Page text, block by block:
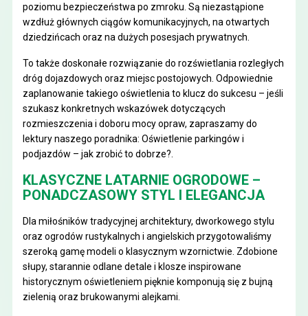
poziomu bezpieczeństwa po zmroku. Są niezastąpione
wzdłuż głównych ciągów komunikacyjnych, na otwartych
dziedzińcach oraz na dużych posesjach prywatnych.
To także doskonałe rozwiązanie do rozświetlania rozległych
dróg dojazdowych oraz miejsc postojowych. Odpowiednie
zaplanowanie takiego oświetlenia to klucz do sukcesu – jeśli
szukasz konkretnych wskazówek dotyczących
rozmieszczenia i doboru mocy opraw, zapraszamy do
lektury naszego poradnika: Oświetlenie parkingów i
podjazdów – jak zrobić to dobrze?
KLASYCZNE LATARNIE OGRODOWE –
PONADCZASOWY STYL I ELEGANCJA
Dla miłośników tradycyjnej architektury, dworkowego stylu
oraz ogrodów rustykalnych i angielskich przygotowaliśmy
szeroką gamę modeli o klasycznym wzornictwie. Zdobione
słupy, starannie odlane detale i klosze inspirowane
historycznym oświetleniem pięknie komponują się z bujną
zielenią oraz brukowanymi alejkami.